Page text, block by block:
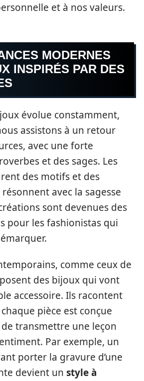
et à nos valeurs.
MODERNES
INSPIRÉS PAR DES
évolue constamment,
assistons à un retour
avec une forte
et des sages. Les
des motifs et des
avec la sagesse
sont devenues des
pour les fashionistas qui
comme ceux de
des bijoux qui vont
accessoire. Ils racontent
pièce est conçue
de transmettre une leçon
Par exemple, un
porter la gravure d’une
devient un style à